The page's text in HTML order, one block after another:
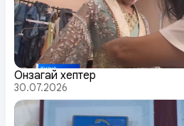
Онзагай хептер
30.07.2026